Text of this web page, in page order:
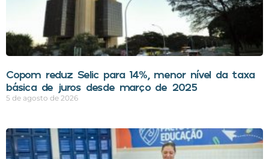
Copom reduz Selic para 14%, menor nível da taxa
básica de juros desde março de 2025
5 de agosto de 2026